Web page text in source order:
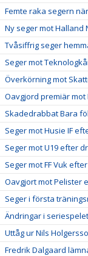
Femte raka segern
Ny seger mot
Tvåsiffrig seger
Seger mot
Överkörning mot
Oavgjord premiär mot
Skadedrabbat Bara
Seger mot Husie IF
Seger mot U19 efter
Seger mot FF Vuk
Oavgjort mot Pelister
Seger i första
Ändringar i seriespelet
Uttåg ur Nils
Fredrik Dalgaard